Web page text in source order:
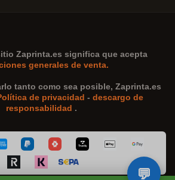
Zaprinta.es significa que acepta
generales de venta.
tanto como sea posible, Zaprinta.es
de privacidad - descargo de
responsabilidad .